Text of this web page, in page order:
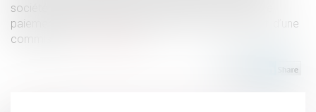
société spécialisée qui les cède à l’employeur contre
paiement de leur valeur libératoire et, le cas échéant, d’une
commission...